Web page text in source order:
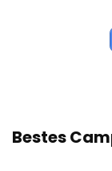
Bestes